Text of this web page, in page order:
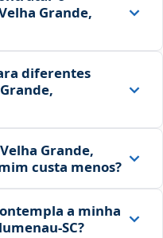
Grande,
diferentes
Grande,
custa menos?
a minha